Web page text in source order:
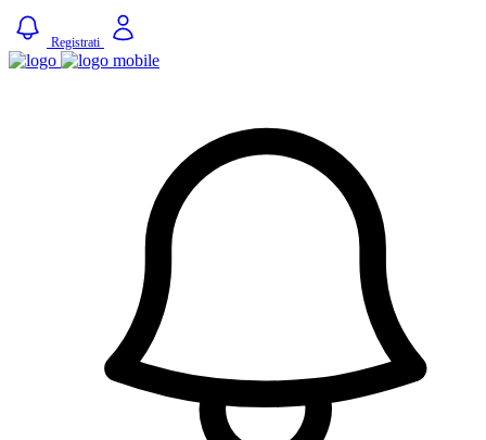
Registrati